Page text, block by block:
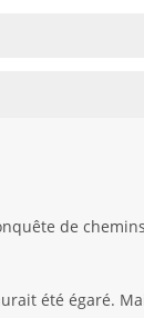
de
été égaré.